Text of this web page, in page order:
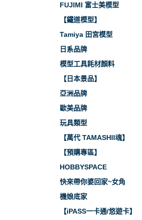
FUJIMI 富士美模型
【鐵道模型】
Tamiya 田宮模型
日系品牌
模型工具耗材顏料
【日本景品】
亞洲品牌
歐美品牌
玩具類型
【萬代 TAMASHII魂】
【預購專區】
HOBBYSPACE
快來帶你婆回家~女角
機娘底家
【iPASS一卡通/悠遊卡】